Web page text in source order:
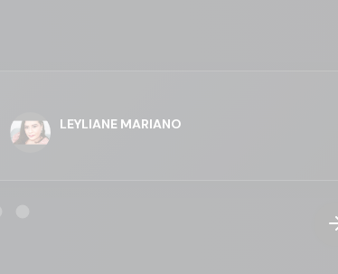
LEYLIANE MARIANO